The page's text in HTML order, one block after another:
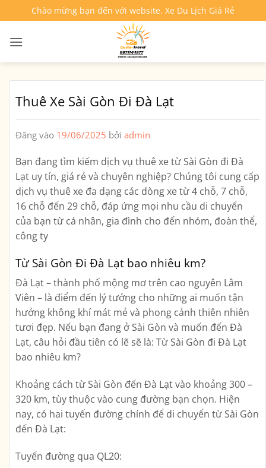
qua
nội
Chào mừng bạn đến với website. Xe Du Lịch Giá Rẻ
Thuê Xe Sài Gòn Đi Đà Lạt
Đăng vào 19/06/2025 bởi admin
Bạn đang tìm kiếm dịch vụ thuê xe từ Sài Gòn đi Đà
Lạt uy tín, giá rẻ và chuyên nghiệp? Chúng tôi cung cấp
dịch vụ thuê xe đa dạng các dòng xe từ 4 chỗ, 7 chỗ,
16 chỗ đến 29 chỗ, đáp ứng mọi nhu cầu di chuyển
của bạn từ cá nhân, gia đình cho đến nhóm, đoàn thể,
công ty
Từ Sài Gòn Đi Đà Lạt bao nhiêu km?
Đà Lạt – thành phố mộng mơ trên cao nguyên Lâm
Viên – là điểm đến lý tưởng cho những ai muốn tận
hưởng không khí mát mẻ và phong cảnh thiên nhiên
tươi đẹp. Nếu bạn đang ở Sài Gòn và muốn đến Đà
Lạt, câu hỏi đầu tiên có lẽ sẽ là: Từ Sài Gòn đi Đà Lạt
bao nhiêu km?
Khoảng cách từ Sài Gòn đến Đà Lạt vào khoảng300 –
320 km, tùy thuộc vào cung đường bạn chọn. Hiện
nay, có hai tuyến đường chính để di chuyển từ Sài Gòn
đến Đà Lạt:
Tuyến đường qua QL20: